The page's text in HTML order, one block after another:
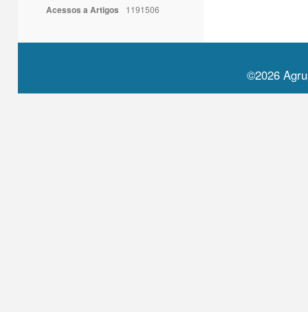
Acessos a Artigos 1191506
©2026